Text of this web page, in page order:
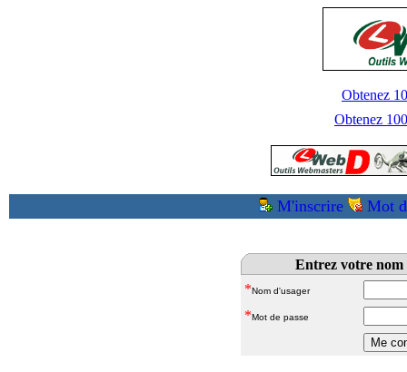
Obtenez
Obtenez
M'inscrire Mot
Entrez votre nom
*Nom d'usager
*Mot de passe